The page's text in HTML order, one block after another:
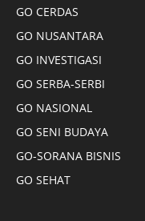
GO CERDAS
GO NUSANTARA
GO INVESTIGASI
GO SERBA-SERBI
GO NASIONAL
GO SENI BUDAYA
GO-SORANA BISNIS
GO SEHAT